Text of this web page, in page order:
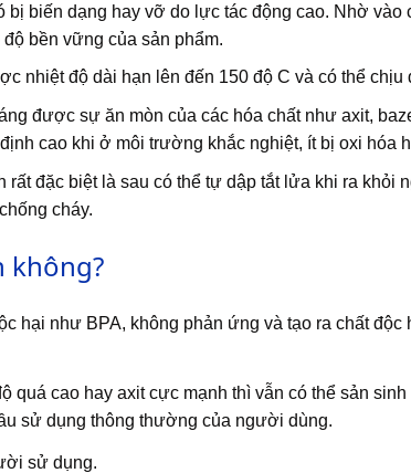
bị biến dạng hay vỡ do lực tác động cao. Nhờ vào
bền vững của sản phẩm.
nhiệt độ dài hạn lên đến 150 độ C và có thể
được sự ăn mòn của các hóa chất như axit,
cao khi ở môi trường khắc nghiệt, ít bị oxi hóa
rất đặc biệt là sau có thể tự dập tắt lửa khi ra
cháy.
không?
hại như BPA, không phản ứng và tạo ra chất
quá cao hay axit cực mạnh thì vẫn có thể sản
sử dụng thông thường của người dùng.
sử dụng.